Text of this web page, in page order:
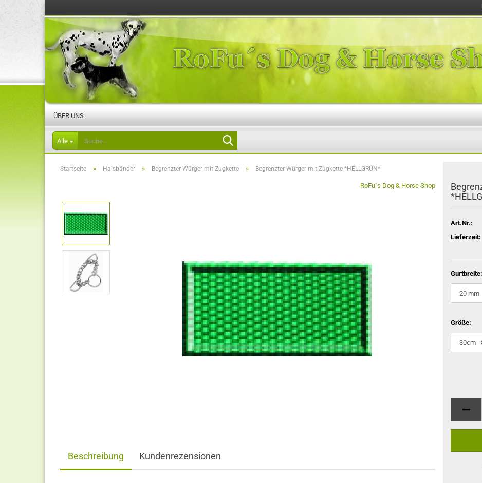
Alle
ÜBER UNS
Startseite » Halsbänder » Begrenzter Würger mit Zugkette » Begrenzter Würger mit Zugkette *HELLGRÜN*
RoFu´s Dog & Horse Shop
Art.Nr.:
Lieferzeit:
Gurtbreite:
Größe:
Beschreibung Kundenrezensionen